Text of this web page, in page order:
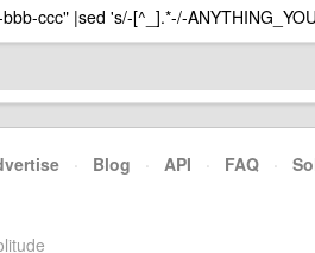
ccc" |sed 's/-[^_].*-/-
· Blog · API · FAQ ·